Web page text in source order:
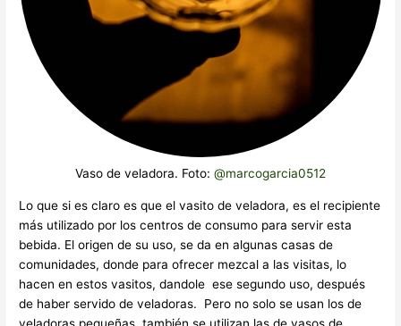
Vaso de veladora. Foto: @marcogarcia0512
Lo que si es claro es que el vasito de veladora, es el recipiente
más utilizado por los centros de consumo para servir esta
bebida. El origen de su uso, se da en algunas casas de
comunidades, donde para ofrecer mezcal a las visitas, lo
hacen en estos vasitos, dandole ese segundo uso, después
de haber servido de veladoras. Pero no solo se usan los de
veladoras pequeñas, también se utilizan las de vasos de